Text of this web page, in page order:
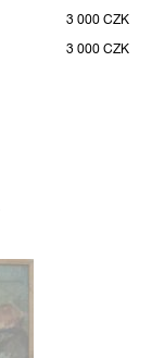
3 000 CZK
3 000 CZK